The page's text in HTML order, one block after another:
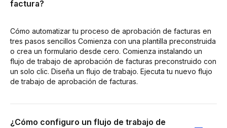
factura?
Cómo automatizar tu proceso de aprobación de facturas en
tres pasos sencillos Comienza con una plantilla preconstruida
o crea un formulario desde cero. Comienza instalando un
flujo de trabajo de aprobación de facturas preconstruido con
un solo clic. Diseña un flujo de trabajo. Ejecuta tu nuevo flujo
de trabajo de aprobación de facturas.
¿Cómo configuro un flujo de trabajo de